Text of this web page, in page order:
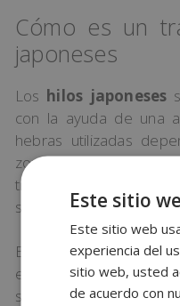
Cómo es un
japoneses
Los hilos japoneses
con la ayuda de una
hebras utilizadas
zona a tratar. Aun
tratamiento a nivel
se coloca es entre 6 y
Este tipo de
el proceso es muy
se aplica anestesia,
Este sitio
Este sitio web
experiencia del
sitio web, usted
de acuerdo con